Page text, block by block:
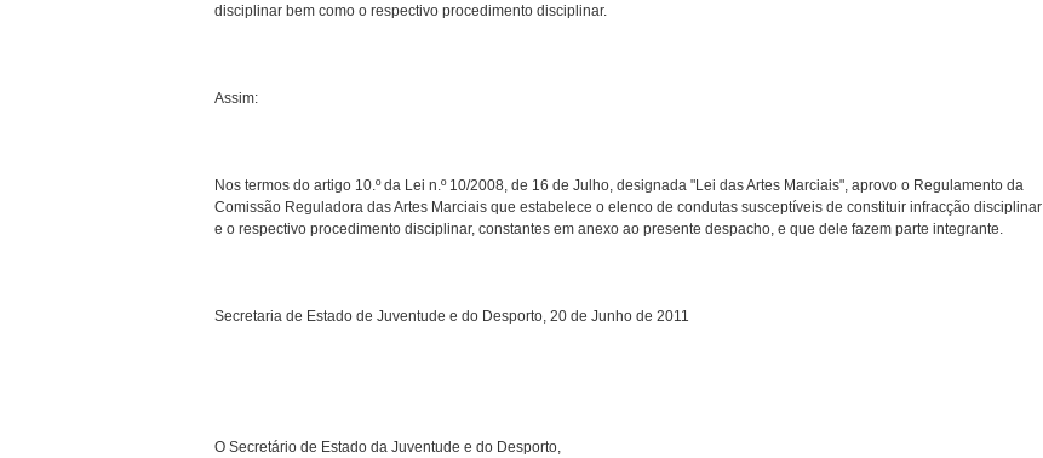
disciplinar bem como o respectivo procedimento disciplinar.
Assim:
Nos termos do artigo 10.º da Lei n.º 10/2008, de 16 de Julho, designada "Lei das Artes Marciais", aprovo o Regulamento da
Comissão Reguladora das Artes Marciais que estabelece o elenco de condutas susceptíveis de constituir infracção disciplinar
e o respectivo procedimento disciplinar, constantes em anexo ao presente despacho, e que dele fazem parte integrante.
Secretaria de Estado de Juventude e do Desporto, 20 de Junho de 2011
O Secretário de Estado da Juventude e do Desporto,